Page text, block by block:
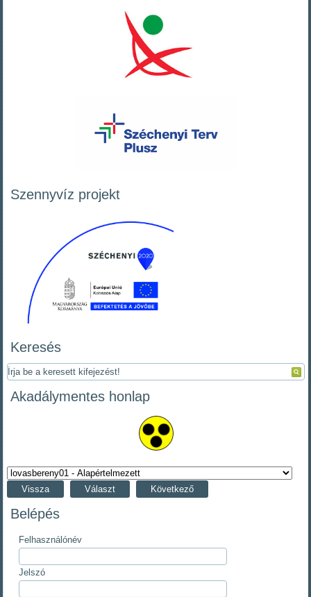
Szennyvíz projekt
Keresés
Akadálymentes honlap
Vissza Választ Következő
Belépés
Felhasználónév
Jelszó